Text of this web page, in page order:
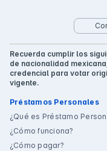
Recuerda cumplir los
de nacionalidad
credencial para votar
vigente.
Préstamos Personales
¿Qué es Préstamo
¿Cómo funciona?
¿Cómo pagar?